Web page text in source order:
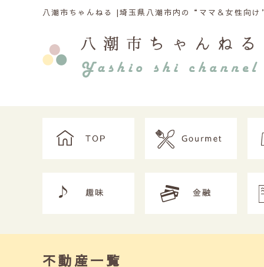
八潮市ちゃんねる |埼玉県八潮市内の“ママ＆女性向
不動産一覧